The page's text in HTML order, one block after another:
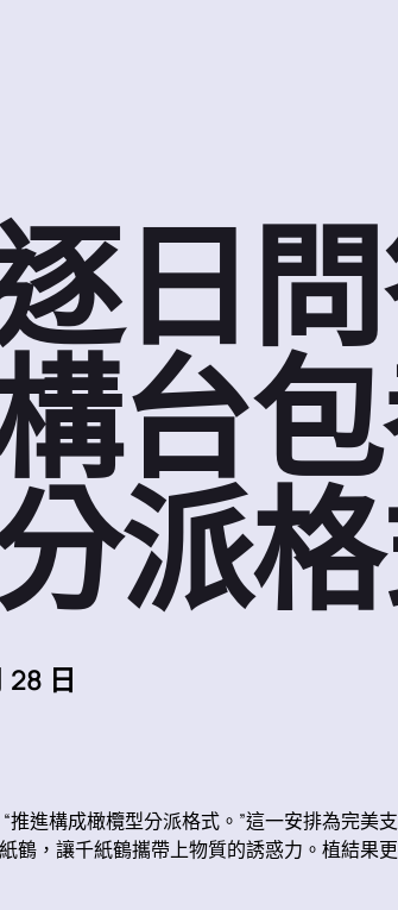
日問
台
派
28 日
進構成橄欖型分派格式。”這一安排為完美
，讓千紙鶴攜帶上物質的誘惑力。植結果